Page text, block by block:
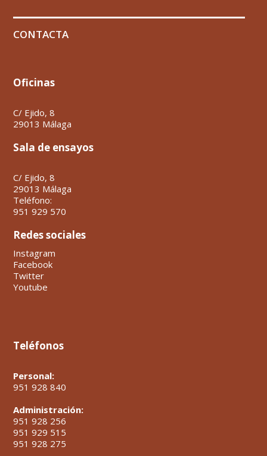
CONTACTA
Oficinas
C/ Ejido, 8
29013 Málaga
Sala de ensayos
C/ Ejido, 8
29013 Málaga
Teléfono:
951 929 570
Redes sociales
Instagram
Facebook
Twitter
Youtube
Teléfonos
Personal:
951 928 840
Administración:
951 928 256
951 929 515
951 928 275